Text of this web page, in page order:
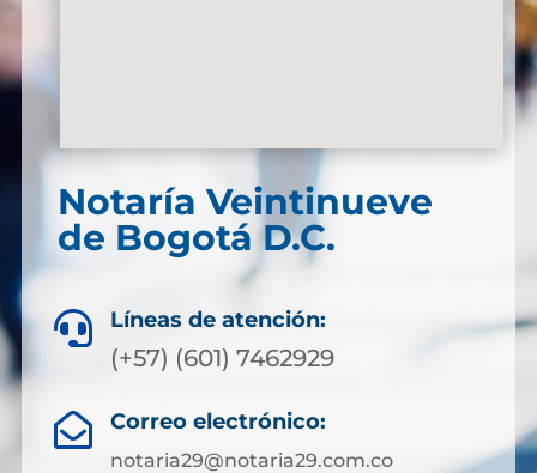
Notaría Veintinueve
de Bogotá D.C.
 Líneas de atención:
(+57) (601) 7462929
 Correo electrónico:
notaria29@notaria29.com.co